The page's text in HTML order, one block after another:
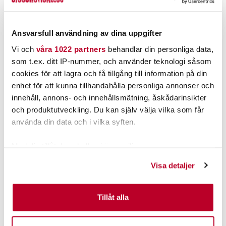
Ansvarsfull användning av dina uppgifter
Vi och våra 1022 partners behandlar din personliga data,
som t.ex. ditt IP-nummer, och använder teknologi såsom
cookies för att lagra och få tillgång till information på din
enhet för att kunna tillhandahålla personliga annonser och
innehåll, annons- och innehållsmätning, åskådarinsikter
och produktutveckling. Du kan själv välja vilka som får
använda din data och i vilka syften.
Identifiera din enhet genom att aktivt skanna den för
specifika kännetecken (fingeravtryck)
Ta reda på mer om hur dina personliga uppgifter
Visa detaljer
Tillåt alla
Nuvarande pris
FINNS I LAGER.
LÄS MER
Nuvarande pris:
FINNS I LAGER.
LÄS MER
ANDRA TITTADE OCKSÅ PÅ
Kräftfiskekit Vättern 6st
Storm WildEye Live Pike